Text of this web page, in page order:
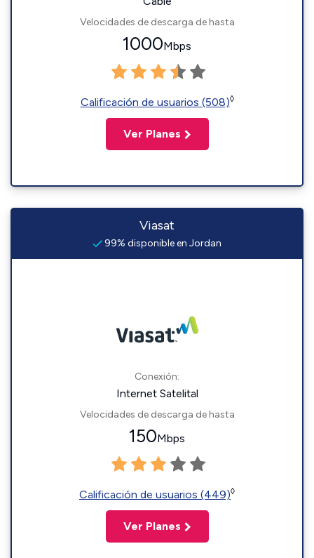
Velocidades de descarga de hasta
1000Mbps
Calificación de usuarios (508)◊
Ver Planes
Viasat
99% disponible en Jordan
Conexión:
Internet Satelital
Velocidades de descarga de hasta
150Mbps
Calificación de usuarios (449)◊
Ver Planes